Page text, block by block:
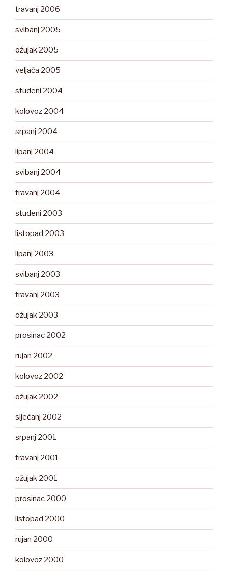
travanj 2006
svibanj 2005
ožujak 2005
veljača 2005
studeni 2004
kolovoz 2004
srpanj 2004
lipanj 2004
svibanj 2004
travanj 2004
studeni 2003
listopad 2003
lipanj 2003
svibanj 2003
travanj 2003
ožujak 2003
prosinac 2002
rujan 2002
kolovoz 2002
ožujak 2002
siječanj 2002
srpanj 2001
travanj 2001
ožujak 2001
prosinac 2000
listopad 2000
rujan 2000
kolovoz 2000